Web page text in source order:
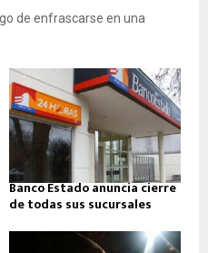
de enfrascarse en una
Banco Estado anuncia cierre
de todas sus sucursales